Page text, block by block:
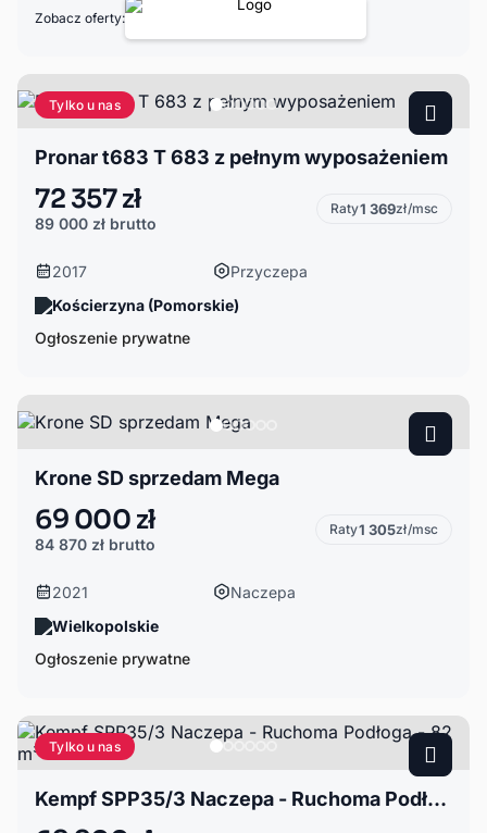
Zobacz oferty:
Tylko u nas
Pronar t683 T 683 z pełnym wyposażeniem
72 357 zł
89 000 zł brutto
Raty1 369zł/msc
2017
Przyczepa
Kościerzyna (Pomorskie)
Ogłoszenie prywatne
Krone SD sprzedam Mega
69 000 zł
84 870 zł brutto
Raty1 305zł/msc
2021
Naczepa
Wielkopolskie
Ogłoszenie prywatne
Tylko u nas
Kempf SPP35/3 Naczepa - Ruchoma Podłoga - 82 m³